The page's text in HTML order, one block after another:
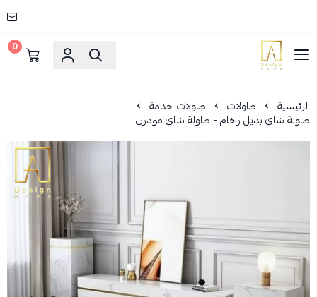
AD HOME
0
الرئيسية طاولات طاولات خدمة
طاولة شاي بديل رخام - طاولة شاي مودرن